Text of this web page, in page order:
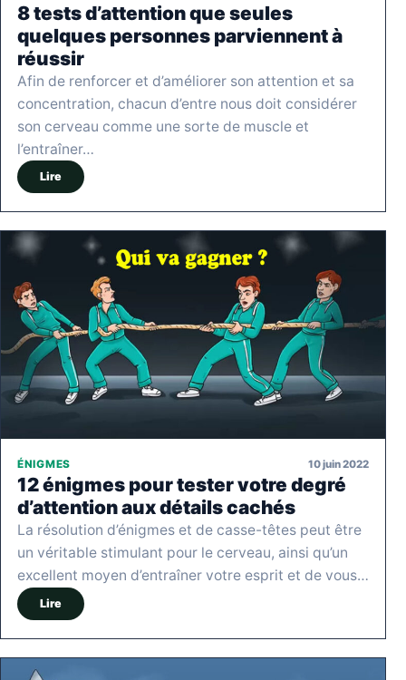
8 tests d’attention que seules
quelques personnes parviennent à
réussir
Afin de renforcer et d’améliorer son attention et sa
concentration, chacun d’entre nous doit considérer
son cerveau comme une sorte de muscle et
l’entraîner…
Lire
ÉNIGMES 10 juin 2022
12 énigmes pour tester votre degré
d’attention aux détails cachés
La résolution d’énigmes et de casse-têtes peut être
un véritable stimulant pour le cerveau, ainsi qu’un
excellent moyen d’entraîner votre esprit et de vous…
Lire